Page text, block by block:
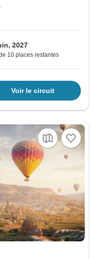
2027
10 places restantes
Voir le circuit